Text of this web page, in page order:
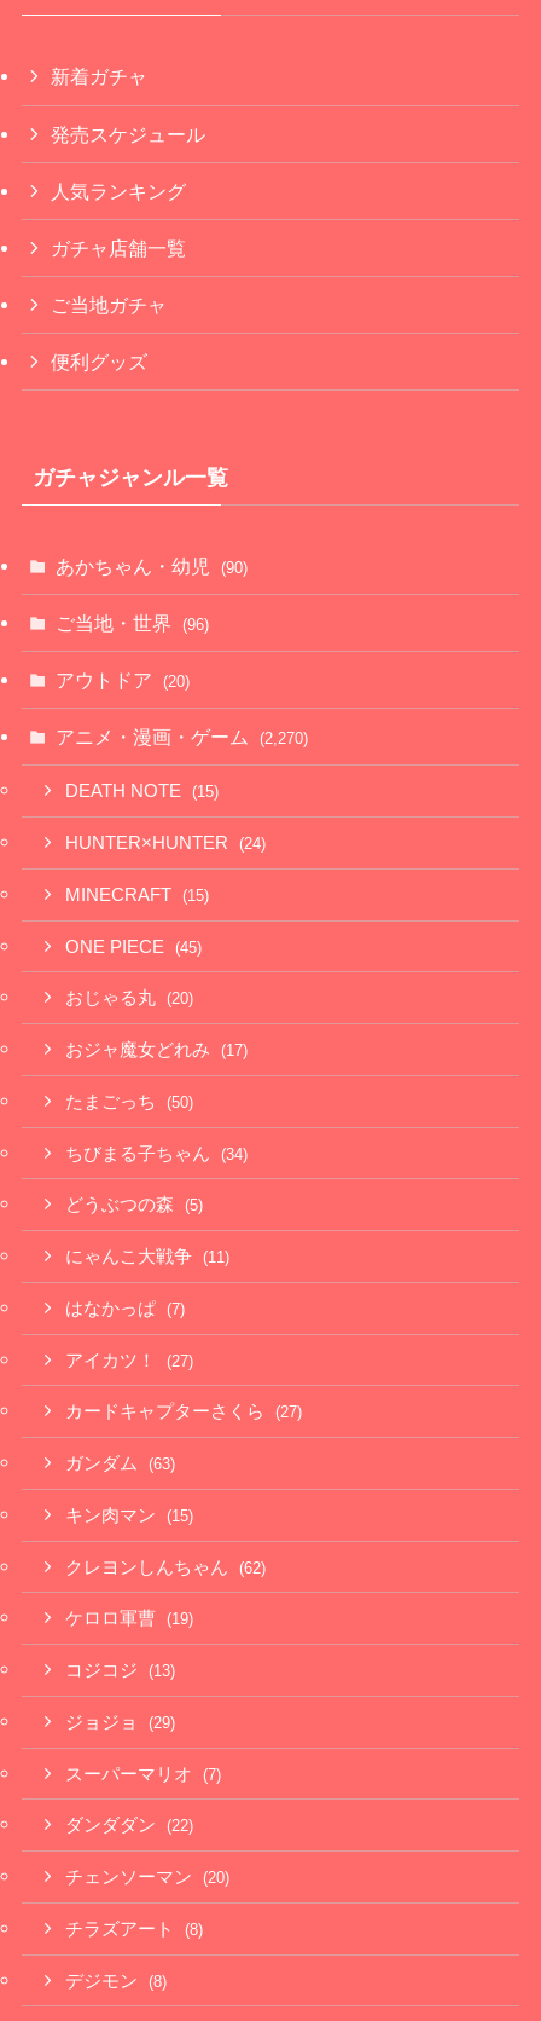
新着ガチャ
発売スケジュール
人気ランキング
ガチャ店舗一覧
ご当地ガチャ
便利グッズ
ガチャジャンル一覧
あかちゃん・幼児 (90)
ご当地・世界 (96)
アウトドア (20)
アニメ・漫画・ゲーム (2,270)
DEATH NOTE (15)
HUNTER×HUNTER (24)
MINECRAFT (15)
ONE PIECE (45)
おじゃる丸 (20)
おジャ魔女どれみ (17)
たまごっち (50)
ちびまる子ちゃん (34)
どうぶつの森 (5)
にゃんこ大戦争 (11)
はなかっぱ (7)
アイカツ！ (27)
カードキャプターさくら (27)
ガンダム (63)
キン肉マン (15)
クレヨンしんちゃん (62)
ケロロ軍曹 (19)
コジコジ (13)
ジョジョ (29)
スーパーマリオ (7)
ダンダダン (22)
チェンソーマン (20)
チラズアート (8)
デジモン (8)